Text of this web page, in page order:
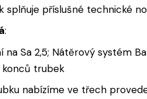
splňuje příslušné technické
:
na Sa 2,5; Nátěrový systém
trubek
nabízíme ve třech